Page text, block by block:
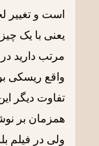
است و تغییر
یعنی با یک
مرتب دارید
واقع ریسکی
تفاوت دیگر
همزمان بر
ولی در فیلم